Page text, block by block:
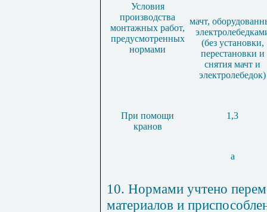
Условия
производства
монтажных работ,
предусмотренных
нормами
мачт,
(без установки,
перестановки и
снятия мачт и
электролебедок)
При помощи
кранов
1,3
а
10. Нормами учтено
материалов и